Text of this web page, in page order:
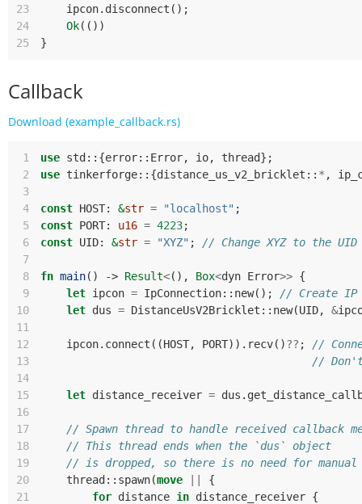
23
ipcon. disconnect ();
24
Ok(())
25
}
Callback
Download (example_callback.rs)
1 use std :: {error:: Error, io, thread};
2
use tinkerforge:: {distance_us_v2_bricklet :: * ,
3
4
const HOST: &str = "localhost" ;
5
const PORT: u16 = 4223;
6
const UID: &str = "XYZ" ;
// Change XYZ to the
7
8
fn main() -> Result<(), Box<dyn Error>> {
9
let ipcon = IpConnection:: new();
// Create IP
10
let dus = DistanceUsV2Bricklet :: new(UID, &
11
12
ipcon. connect ((HOST, PORT)). recv()?? ;
//
13
// Don't
14
15
let distance_receiver = dus .
16
17
// Spawn thread to handle received callback
18
// This thread ends when the `dus` object
19
// is dropped, so there is no need for manual
20
thread :: spawn(move
{
21
for distance in distance_receiver {